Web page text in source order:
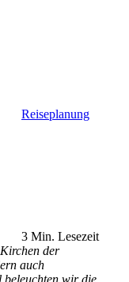
Reiseplanung
3 Min. Lesezeit
der
auch
beleuchten wir die